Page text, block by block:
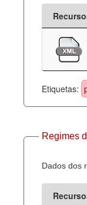
Etiquetas:
Regimes
Dados dos